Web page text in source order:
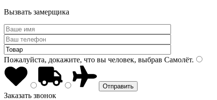
Вызвать замерщика
Пожалуйста, докажите, что вы человек, выбрав Самолёт.
Заказать звонок